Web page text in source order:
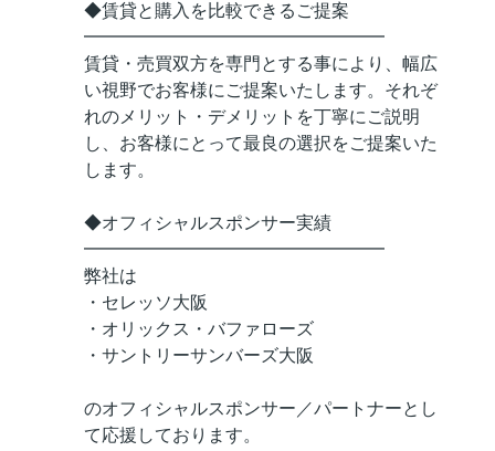
◆賃貸と購入を比較できるご提案
━━━━━━━━━━━━━━━━━
賃貸・売買双方を専門とする事により、幅広
い視野でお客様にご提案いたします。それぞ
れのメリット・デメリットを丁寧にご説明
し、お客様にとって最良の選択をご提案いた
します。
◆オフィシャルスポンサー実績
━━━━━━━━━━━━━━━━━
弊社は
・セレッソ大阪
・オリックス・バファローズ
・サントリーサンバーズ大阪
のオフィシャルスポンサー／パートナーとし
て応援しております。